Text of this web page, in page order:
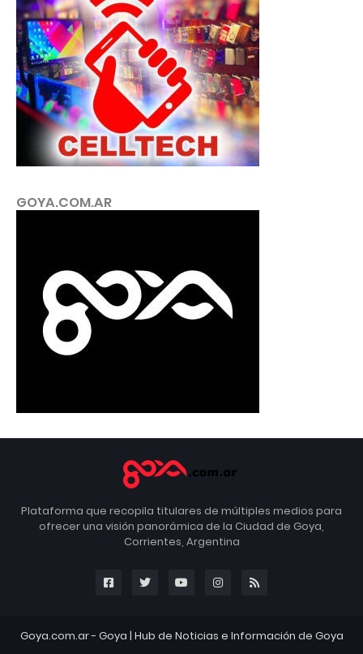
GOYA.COM.AR
Plataforma que recopila titulares de múltiples medios para
ofrecer una visión panorámica de la Ciudad de Goya,
Corrientes, Argentina
Goya.com.ar - Goya | Hub de Noticias e Información de Goya